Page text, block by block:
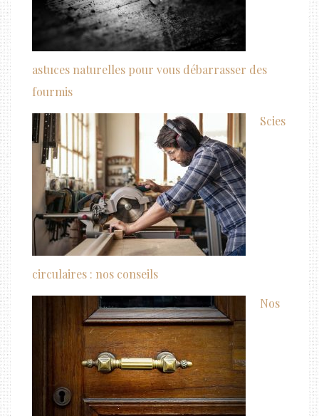
astuces naturelles pour vous débarrasser des
fourmis
Scies
circulaires : nos conseils
Nos